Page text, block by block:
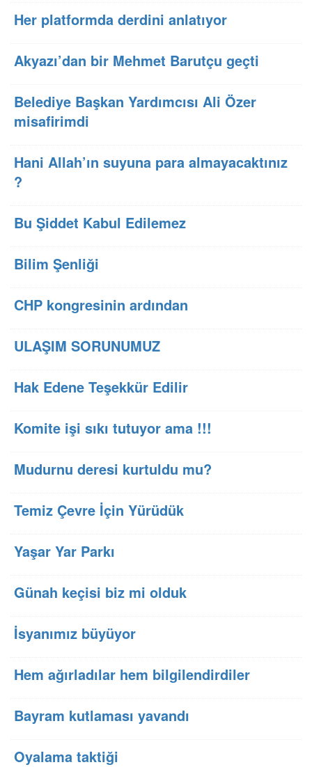
Her platformda derdini anlatıyor
Akyazı’dan bir Mehmet Barutçu geçti
Belediye Başkan Yardımcısı Ali Özer
misafirimdi
Hani Allah’ın suyuna para almayacaktınız
?
Bu Şiddet Kabul Edilemez
Bilim Şenliği
CHP kongresinin ardından
ULAŞIM SORUNUMUZ
Hak Edene Teşekkür Edilir
Komite işi sıkı tutuyor ama !!!
Mudurnu deresi kurtuldu mu?
Temiz Çevre İçin Yürüdük
Yaşar Yar Parkı
Günah keçisi biz mi olduk
İsyanımız büyüyor
Hem ağırladılar hem bilgilendirdiler
Bayram kutlaması yavandı
Oyalama taktiği